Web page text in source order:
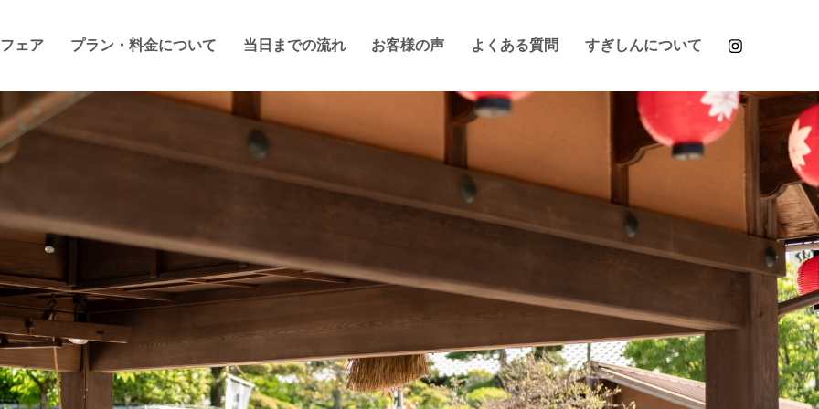
ェア プラン・料金について 当日までの流れ お客様の声 よくある質問 すぎしんについて